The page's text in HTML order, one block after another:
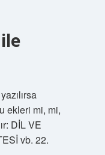
ekleri mi, mi,
DİL VE
vb. 22.